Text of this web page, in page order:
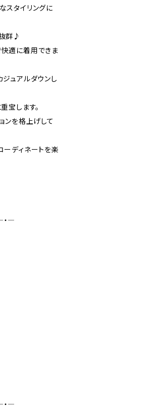
スタイリングに
群♪
適に着用できま
ジュアルダウンし
宝します。
ンを格上げして
ーディネートを楽
・―
・―